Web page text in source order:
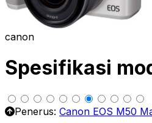
canon
Spesifikasi
Penerus: Canon EOS M50